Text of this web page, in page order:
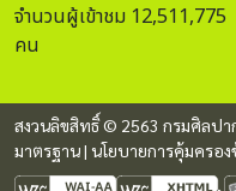
ไทยอาภรณ์ (ระบำผ้าไทย 4
พาทย์มอญ การขับร้องเพล
โพธิสมภาร” การบรรเลงแ
โขน เรื่องรามเกียรติ์ ตอน
และวงปี่พาทย์ ซึ่งบัตรเข้าช
จำนวนผู้เข้าชม 12,511,775
คน
สงวนลิขสิทธิ์ © 2563 กรมศิลปา
มาตรฐาน| นโยบายการคุ้มครอ